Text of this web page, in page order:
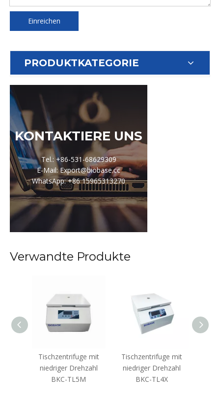
Einreichen
PRODUKTKATEGORIE
KONTAKTIERE UNS
Tel.: +86-531-68629309
E-Mail: Export@biobase.cc
WhatsApp: +86 15965313270
Verwandte Produkte
Tischzentrifuge mit
niedriger Drehzahl
BKC-TL5M
Tischzentrifuge mit
niedriger Drehzahl
BKC-TL4X